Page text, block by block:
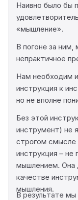
Наивно было бы
«мышление».
В погоне за
непрактичное
Нам необходим
инструкция к
но не вполне
Без этой
инструмент) не
строгом смысле
инструкция – не
мышлением. Она
качестве
мышления.
В результате